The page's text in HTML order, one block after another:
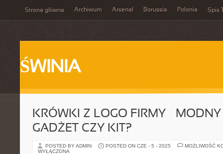
Strona główna Archiwum Arsenal Borussia Polonia Spis
ŚWINIA
KRÓWKI Z LOGO FIRMY –
GADŻET CZY KIT?
POSTED BY ADMIN POSTED ON CZE - 5 - 2025
MOŻLIWOŚĆ
WYŁĄCZONA